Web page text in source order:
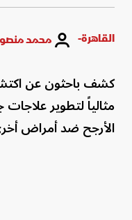
القاهرة- محمد
كشف باحثون عن
مثالياً لتطوير
الأرجح ضد أمراض